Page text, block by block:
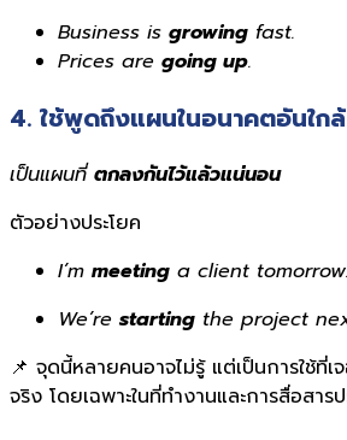
Business is growing fast.
Prices are going up.
4. ใช้พูดถึงแผนในอนาคตอันใกล้
เป็นแผนที่ ตกลงกันไว้แล้วแน่นอน
ตัวอย่างประโยค
I’m meeting a client tomorrow.
We’re starting the project
📌 จุดนี้หลายคนอาจไม่รู้ แต่เป็นการใช้ที่
จริง โดยเฉพาะในที่ทำงานและการสื่อสารป